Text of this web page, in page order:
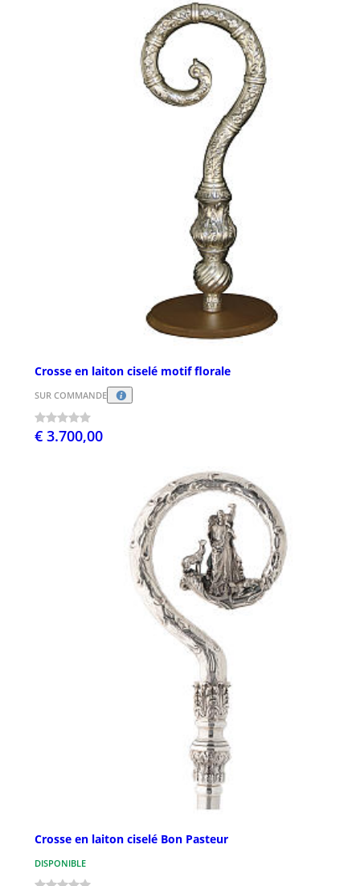
Crosse en laiton ciselé motif florale
SUR COMMANDE
€ 3.700,00
Crosse en laiton ciselé Bon Pasteur
DISPONIBLE